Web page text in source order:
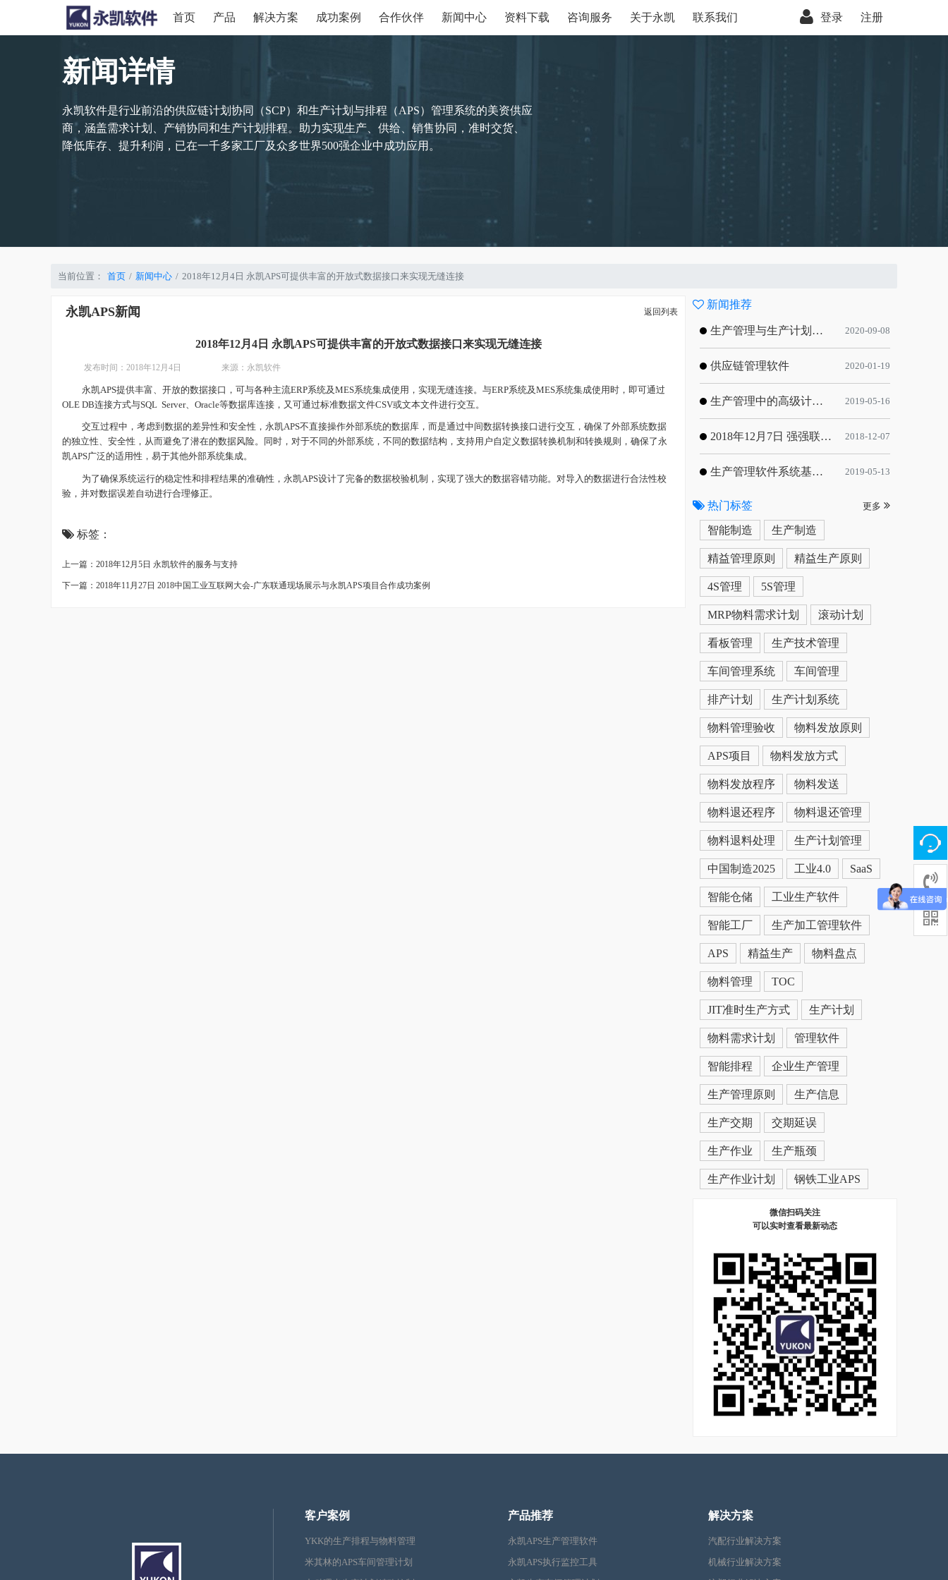
首页 产品 解决方案 成功案例 合作伙伴 新闻中心 资料下载 咨询服务 关于永凯 联系我们 登录 注册
新闻详情
永凯软件是行业前沿的供应链计划协同（SCP）和生产计划与排程（APS）管理系统的美资供应
商，涵盖需求计划、产销协同和生产计划排程。助力实现生产、供给、销售协同，准时交货、
降低库存、提升利润，已在一千多家工厂及众多世界500强企业中成功应用。
当前位置： 首页 新闻中心 2018年12月4日 永凯APS可提供丰富的开放式数据接口来实现无缝连接
永凯APS新闻 返回列表
2018年12月4日 永凯APS可提供丰富的开放式数据接口来实现无缝连接
发布时间： 2018年12月4日 来源：永凯软件
永凯APS提供丰富、开放的数据接口，可与各种主流ERP系统及MES系统集成使用，实现无缝连接。与ERP系统及MES系统集成使用时，即可通过
OLE DB连接方式与SQL Server、Oracle等数据库连接，又可通过标准数据文件CSV或文本文件进行交互。
交互过程中，考虑到数据的差异性和安全性，永凯APS不直接操作外部系统的数据库，而是通过中间数据转换接口进行交互，确保了外部系统数据
的独立性、安全性，从而避免了潜在的数据风险。同时，对于不同的外部系统，不同的数据结构，支持用户自定义数据转换机制和转换规则，确保了永
凯APS广泛的适用性，易于其他外部系统集成。
为了确保系统运行的稳定性和排程结果的准确性，永凯APS设计了完备的数据校验机制，实现了强大的数据容错功能。对导入的数据进行合法性校
验，并对数据误差自动进行合理修正。
标签：
上一篇：2018年12月5日 永凯软件的服务与支持
下一篇：2018年11月27日 2018中国工业互联网大会-广东联通现场展示与永凯APS项目合作成功案例
新闻推荐
生产管理与生产计划的目标 2020-09-08
供应链管理软件 2020-01-19
生产管理中的高级计划与排程优化 2019-05-16
2018年12月7日 强强联手，共同推进电子器件领域APS应用典范 风华高科生产自动化工业互联网应用项目-APS项目启动会 2018-12-07
生产管理软件系统基于信息化的解决方案 2019-05-13
热门标签 更多
智能制造 生产制造
精益管理原则 精益生产原则
4S管理 5S管理
MRP物料需求计划 滚动计划
看板管理 生产技术管理
车间管理系统 车间管理
排产计划 生产计划系统
物料管理验收 物料发放原则
APS项目 物料发放方式
物料发放程序 物料发送
物料退还程序 物料退还管理
物料退料处理 生产计划管理
中国制造2025 工业4.0 SaaS
智能仓储 工业生产软件
智能工厂 生产加工管理软件
APS 精益生产 物料盘点
物料管理 TOC
JIT准时生产方式 生产计划
物料需求计划 管理软件
智能排程 企业生产管理
生产管理原则 生产信息
生产交期 交期延误
生产作业 生产瓶颈
生产作业计划 钢铁工业APS
微信扫码关注
可以实时查看最新动态
客户案例
YKK的生产排程与物料管理
米其林的APS车间管理计划
产品推荐
永凯APS生产管理软件
永凯APS执行监控工具
解决方案
汽配行业解决方案
机械行业解决方案